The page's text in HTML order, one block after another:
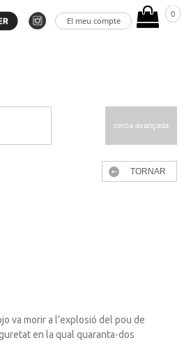
El meu compte
0
cerca avançada
TORNAR
va morir a l’explosió del pou de
en la qual quaranta-dos